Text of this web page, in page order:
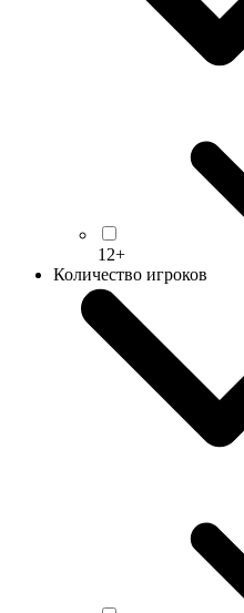
12+
Количество игроков